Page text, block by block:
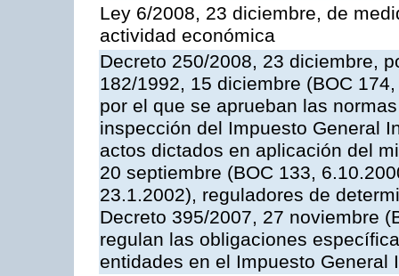
Ley 6/2008, 23 diciembre, de
actividad económica
Decreto 250/2008, 23 diciembre,
182/1992, 15 diciembre (BOC
por el que se aprueban las
inspección del Impuesto General
actos dictados en aplicación del
20 septiembre (BOC 133,
23.1.2002), reguladores de
Decreto 395/2007, 27 noviembre
regulan las obligaciones
entidades en el Impuesto General